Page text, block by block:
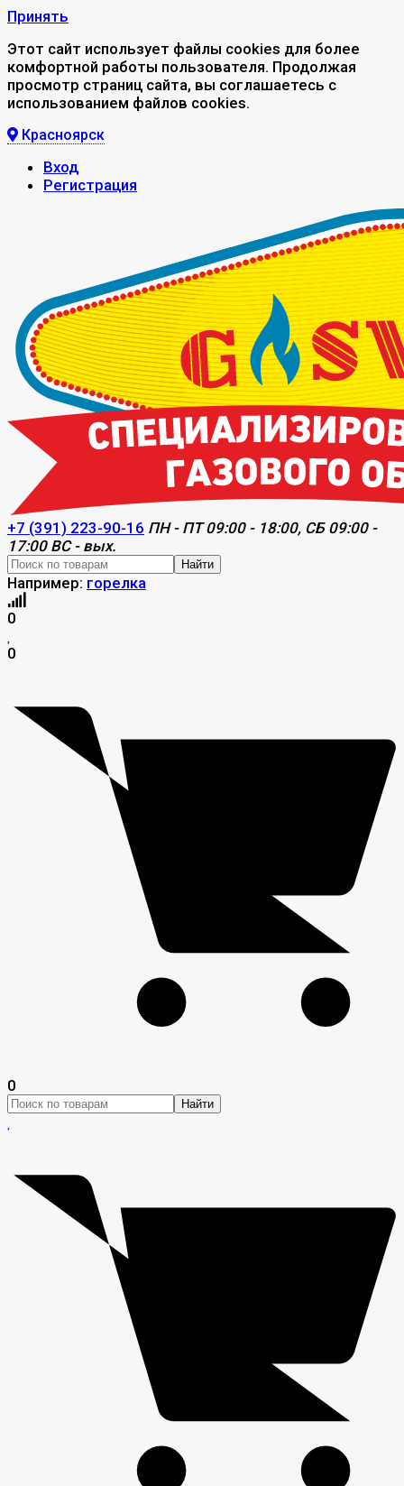
Принять
Этот сайт использует файлы cookies для более
комфортной работы пользователя. Продолжая
просмотр страниц сайта, вы соглашаетесь с
использованием файлов cookies.
Красноярск
Вход
Регистрация
+7 (391) 223-90-16 ПН - ПТ 09:00 - 18:00, СБ 09:00 -
17:00 ВС - вых.
Найти
Например: горелка
0
0
0
Найти